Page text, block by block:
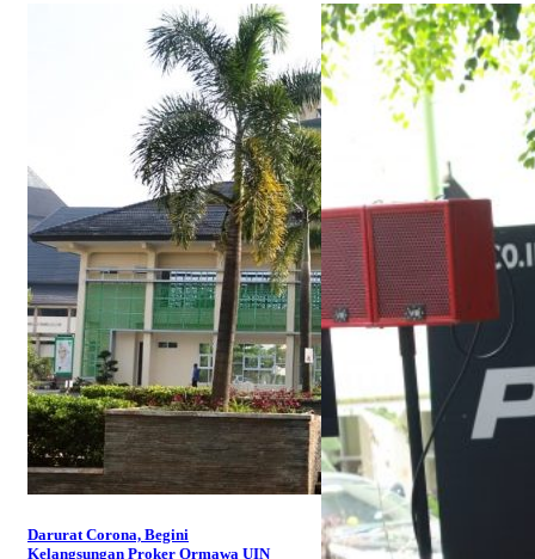
Darurat Corona, Begini
Kelangsungan Proker Ormawa UIN